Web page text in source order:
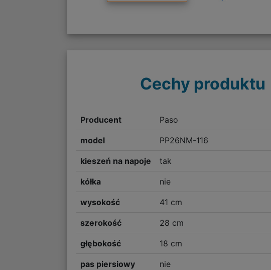
Cechy produktu
Producent Paso
model PP26NM-116
kieszeń na napoje tak
kółka nie
wysokość 41 cm
szerokość 28 cm
głębokość 18 cm
pas piersiowy nie